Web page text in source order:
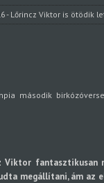
- Lőrincz Viktor is ötödik
második
fantasztikusan
megállítani, ám az